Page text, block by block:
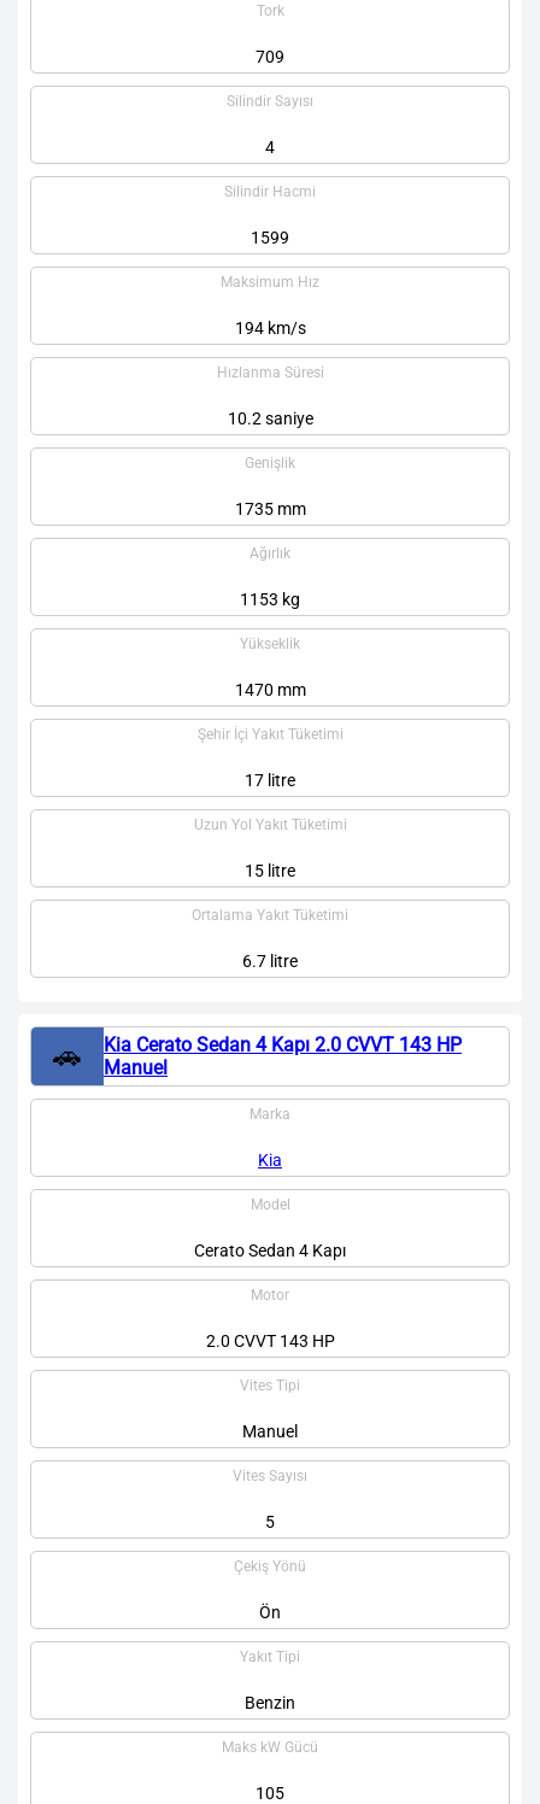
Tork
709
Silindir Sayısı
4
Silindir Hacmi
1599
Maksimum Hız
194 km/s
Hızlanma Süresi
10.2 saniye
Genişlik
1735 mm
Ağırlık
1153 kg
Yükseklik
1470 mm
Şehir İçi Yakıt Tüketimi
17 litre
Uzun Yol Yakıt Tüketimi
15 litre
Ortalama Yakıt Tüketimi
6.7 litre
🚗
Kia Cerato Sedan 4 Kapı 2.0 CVVT 143 HP
Manuel
Marka
Kia
Model
Cerato Sedan 4 Kapı
Motor
2.0 CVVT 143 HP
Vites Tipi
Manuel
Vites Sayısı
5
Çekiş Yönü
Ön
Yakıt Tipi
Benzin
Maks kW Gücü
105